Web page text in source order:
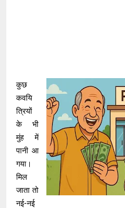
कुछ
कवयि
त्रियों
के भी
मुंह में
पानी आ
गया।
मिल
जाता तो
नई-नई